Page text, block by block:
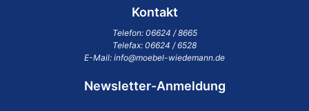
Kontakt
Telefon: 06624 / 8665
Telefax: 06624 / 6528
E-Mail: info@moebel-wiedemann.de
Newsletter-Anmeldung